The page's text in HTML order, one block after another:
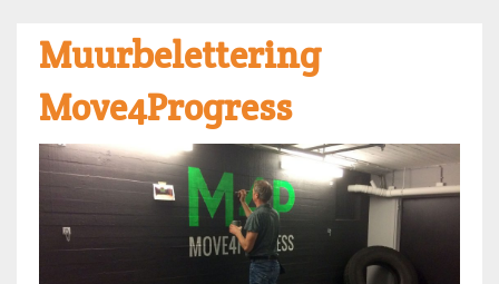
Muurbelettering
Move4Progress